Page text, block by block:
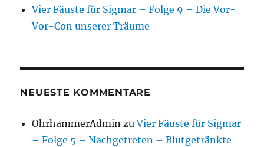
Vier Fäuste für Sigmar – Folge 9 – Die Vor-
Vor-Con unserer Träume
NEUESTE KOMMENTARE
OhrhammerAdmin zuVier Fäuste für Sigmar
– Folge 5 – Nachgetreten – Blutgetränkte